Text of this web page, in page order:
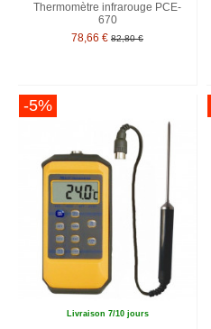
Thermomètre infrarouge PCE-
670
78,66 € 82,80 €
-5%
Livraison 7/10 jours